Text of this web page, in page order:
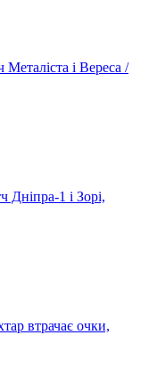
і Вереса /
Дніпра-1 і Зорі,
втрачає очки,